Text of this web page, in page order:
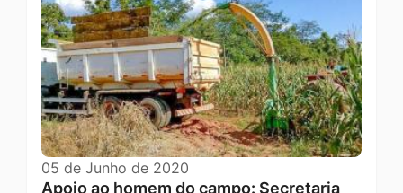
05 de Junho de 2020
Apoio ao homem do campo: Secretaria